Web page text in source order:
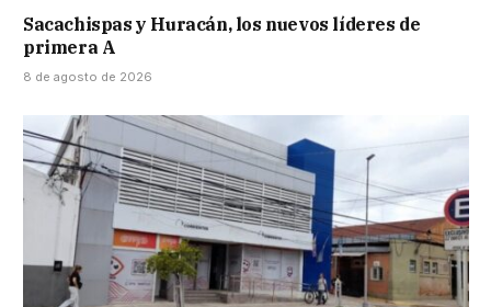
Sacachispas y Huracán, los nuevos líderes de
primera A
8 de agosto de 2026